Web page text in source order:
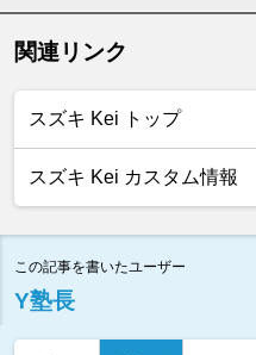
関連リンク
スズキ Kei トップ
スズキ Kei カスタム情報
この記事を書いたユーザー
Y塾長